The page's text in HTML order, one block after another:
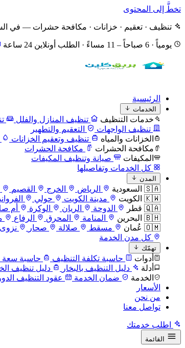
تخطَّ إلى المحتوى
تنظيف · تعقيم · خزانات · مكافحة حشرات — في
يومياً · 6 صباحاً – 11 مساءً · الطلب أونلاين 24 ساعة
الرئيسية
الخدمات
خدمات التنظيف تنظيف المنازل والفلل
تنظيف الواجهات
التعقيم والتطهير
الخزانات والمياه
تنظيف وتعقيم الخزانات
مكافحة الحشرات
مكافحة الحشرات
المكيفات
صيانة وتنظيف المكيفات
كل الخدمات وتفاصيلها
المدن
🇸🇦 السعودية الرياض الخرج القصيم
🇰🇼 الكويت
مدينة الكويت حولي
🇶🇦 قطر
الدوحة الريان الوكرة أم
🇧🇭 البحرين
المنامة المحرق الرفاع
🇴🇲 عُمان
مسقط صلالة صحار نزوى
كل مدن الخدمة
تهمّك
أدوات حاسبة تكلفة التنظيف حاسبة سعة
أدلة
دليل التنظيف بالبخار دليل تنظيف
الخدمة
ضمان الخدمة عقود التنظيف
الأسعار
من نحن
تواصل معنا
اطلب خدمتك
القائمة